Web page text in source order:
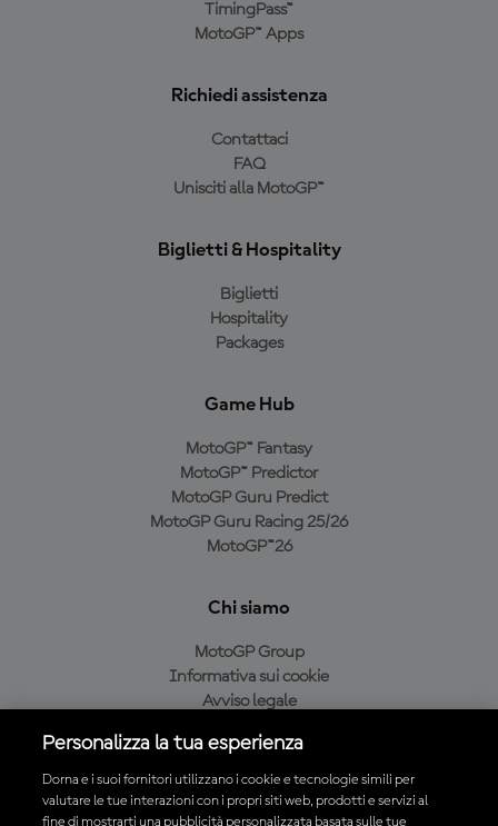
TimingPass™
MotoGP™ Apps
Richiedi assistenza
Contattaci
FAQ
Unisciti alla MotoGP™
Biglietti & Hospitality
Biglietti
Hospitality
Packages
Game Hub
MotoGP™ Fantasy
MotoGP™ Predictor
MotoGP Guru Predict
MotoGP Guru Racing 25/26
MotoGP™26
Chi siamo
MotoGP Group
Informativa sui cookie
Avviso legale
Condizioni di acquisto
Personalizza la tua esperienza
Dorna e i suoi fornitori utilizzano i cookie e tecnologie simili per
valutare le tue interazioni con i propri siti web, prodotti e servizi al
fine di mostrarti una pubblicità personalizzata basata sulle tue